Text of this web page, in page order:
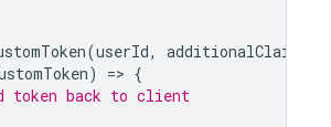
(userId, additionalClaims
) => {
token back to client